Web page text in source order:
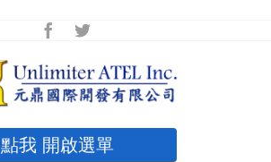
點我 開啟選單